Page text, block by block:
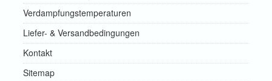
Verdampfungstemperaturen
Liefer- & Versandbedingungen
Kontakt
Sitemap